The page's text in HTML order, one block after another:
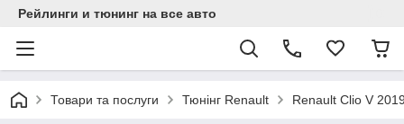
Рейлинги и тюнинг на все авто
Товари та послуги Тюнінг Renault Renault Clio V